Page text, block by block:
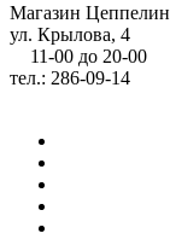
Магазин Цеппелин
ул. Крылова, 4
11-00 до 20-00
тел.: 286-09-14